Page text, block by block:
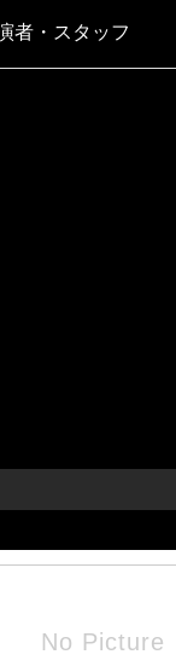
者・スタッフ